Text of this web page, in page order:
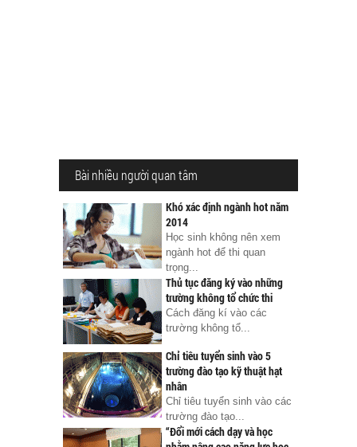
Bài nhiều người quan tâm
Khó xác định ngành hot năm
2014
Học sinh không nên xem
ngành hot để thi quan
trọng...
Thủ tục đăng ký vào những
trường không tổ chức thi
Cách đăng kí vào các
trường không tổ...
Chỉ tiêu tuyển sinh vào 5
trường đào tạo kỹ thuật hạt
nhân
Chỉ tiêu tuyển sinh vào các
trường đào tạo...
“Đổi mới cách dạy và học